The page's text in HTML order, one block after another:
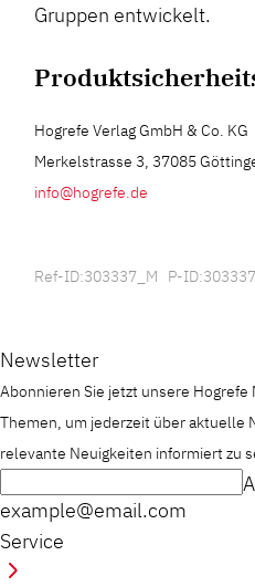
Gruppen entwickelt.
Hogrefe Verlag GmbH & Co. KG
Merkelstrasse 3, 37085
info@hogrefe.de
Ref-ID:303337_M P-
Newsletter
Abonnieren Sie jetzt unsere
Themen, um jederzeit über aktuelle
relevante Neuigkeiten informiert zu
example@email.com
Service